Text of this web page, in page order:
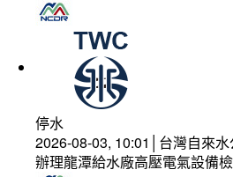
停水
2026-08-03, 10:01│台灣自來水
辦理龍潭給水廠高壓電氣設備